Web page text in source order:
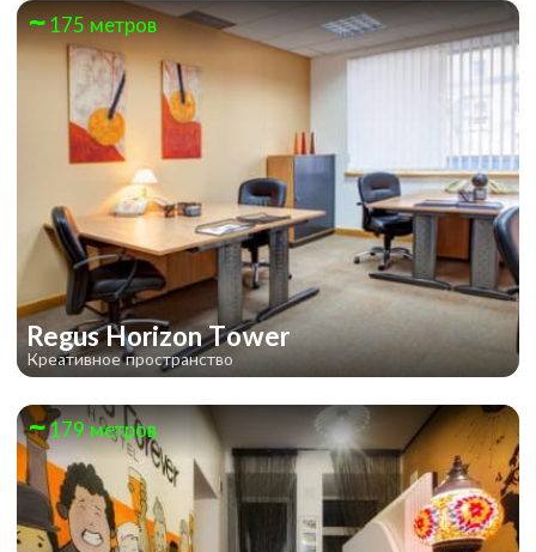
Атомная станция
BEYOND MEDUSAS GATE
175 метров
Regus Horizon Tower
Креативное пространство
179 метров